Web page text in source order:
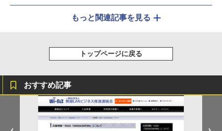
もっと関連記事を見る
トップページに戻る
おすすめ記事